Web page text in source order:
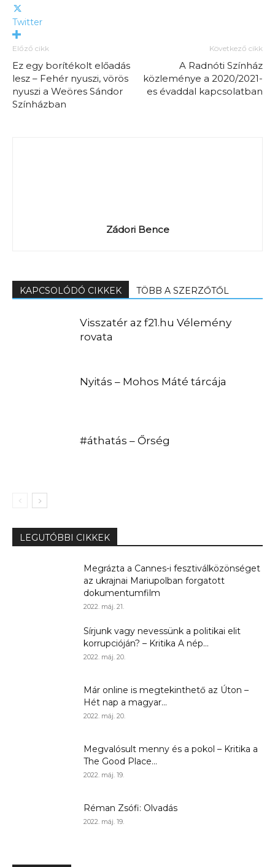
Twitter
Előző cikk
Ez egy borítékolt előadás
lesz – Fehér nyuszi, vörös
nyuszi a Weöres Sándor
Színházban
Következő cikk
A Radnóti Színház
közleménye a 2020/2021-
es évaddal kapcsolatban
Zádori Bence
KAPCSOLÓDÓ CIKKEK TÖBB A SZERZŐTŐL
Visszatér az f21.hu Vélemény
rovata
Nyitás – Mohos Máté tárcája
#áthatás – Őrség
LEGUTÓBBI CIKKEK
Megrázta a Cannes-i fesztiválközönséget
az ukrajnai Mariupolban forgatott
dokumentumfilm
2022. máj. 21.
Sírjunk vagy nevessünk a politikai elit
korrupcióján? – Kritika A nép...
2022. máj. 20.
Már online is megtekinthető az Úton –
Hét nap a magyar...
2022. máj. 20.
Megvalósult menny és a pokol – Kritika a
The Good Place...
2022. máj. 19.
Réman Zsófi: Olvadás
2022. máj. 19.